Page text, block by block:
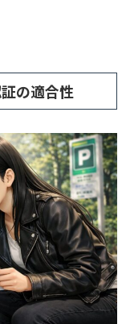
の適合性